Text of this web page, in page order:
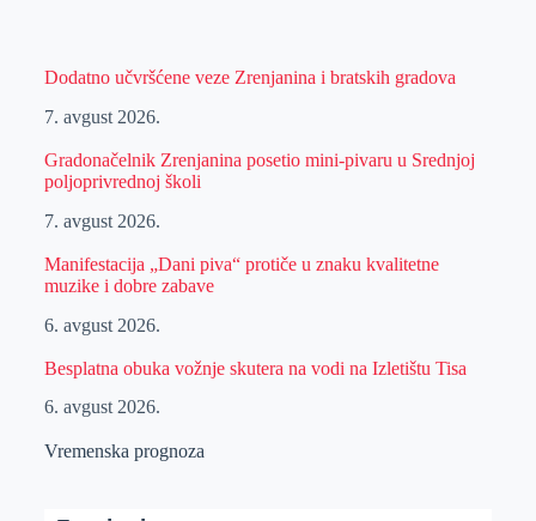
Dodatno učvršćene veze Zrenjanina i bratskih gradova
7. avgust 2026.
Gradonačelnik Zrenjanina posetio mini-pivaru u Srednjoj
poljoprivrednoj školi
7. avgust 2026.
Manifestacija „Dani piva“ protiče u znaku kvalitetne
muzike i dobre zabave
6. avgust 2026.
Besplatna obuka vožnje skutera na vodi na Izletištu Tisa
6. avgust 2026.
Vremenska prognoza